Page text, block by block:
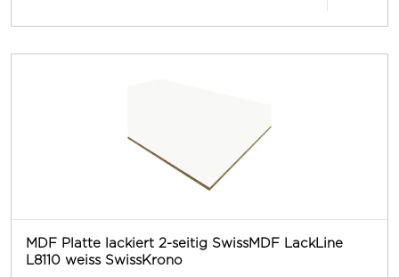
MDF Platte lackiert 2-seitig SwissMDF LackLine
L8110 weiss SwissKrono